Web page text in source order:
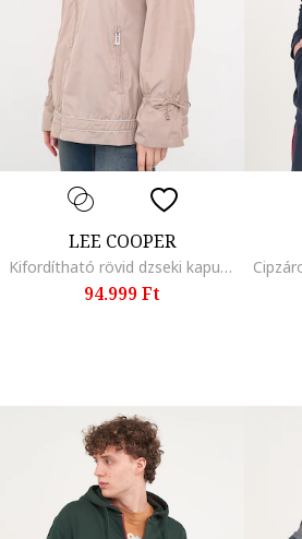
LEE COOPER
Kifordítható rövid dzseki kapucnival, Fehér/Világosbarna/Púderrózsaszín
94.999 Ft